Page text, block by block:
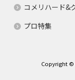
コメリハード&
プロ特集
Copyright ©